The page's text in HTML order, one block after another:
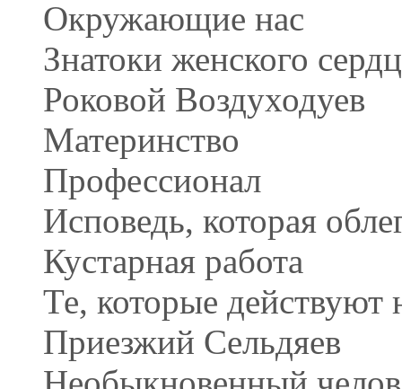
Окружающие нас
Знатоки женского
Роковой Воздуходуев
Материнство
Профессионал
Исповедь, которая
Кустарная работа
Те, которые действуют
Приезжий Сельдяев